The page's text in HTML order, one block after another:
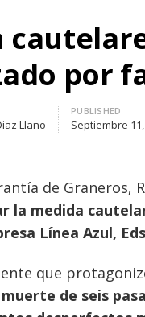
por
Llano
PUBLISHED
Septiembre
de Graneros,
la medida
Línea Azul,
que
muerte de seis